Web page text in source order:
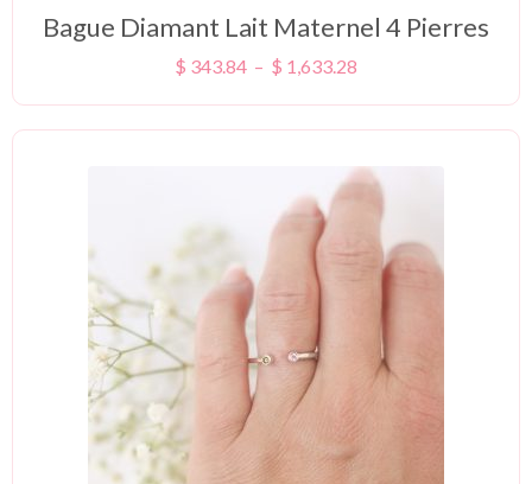
Bague Diamant Lait Maternel 4 Pierres
$ 343.84 – $ 1,633.28